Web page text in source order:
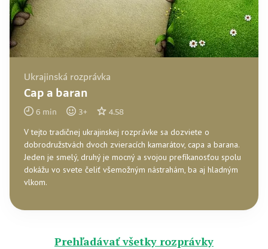
Ukrajinská rozprávka
Cap a baran
6 min 3+ 4.58
V tejto tradičnej ukrajinskej rozprávke sa dozviete o
dobrodružstvách dvoch zvieracích kamarátov, capa a barana.
Jeden je smelý, druhý je mocný a svojou prefíkanosťou spolu
dokážu vo svete čeliť všemožným nástrahám, ba aj hladným
vlkom.
Prehľadávať všetky rozprávky